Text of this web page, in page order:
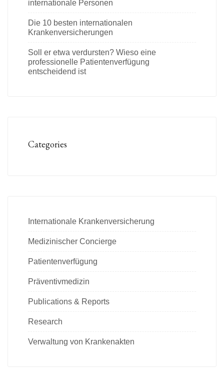
internationale Personen
Die 10 besten internationalen
Krankenversicherungen
Soll er etwa verdursten? Wieso eine
professionelle Patientenverfügung
entscheidend ist
Categories
Internationale Krankenversicherung
Medizinischer Concierge
Patientenverfügung
Präventivmedizin
Publications & Reports
Research
Verwaltung von Krankenakten